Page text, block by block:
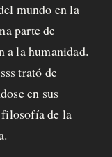
mundo en la
parte de
a la humanidad.
trató de
en sus
filosofía de la